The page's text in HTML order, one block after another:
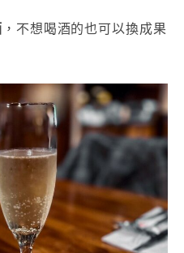
，不想喝酒的也可以換成果